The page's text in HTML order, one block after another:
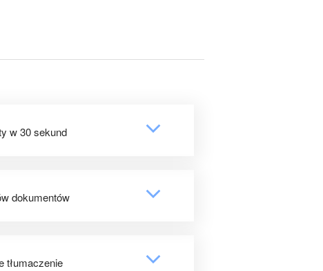
w 30 sekund
dokumentów
tłumaczenie